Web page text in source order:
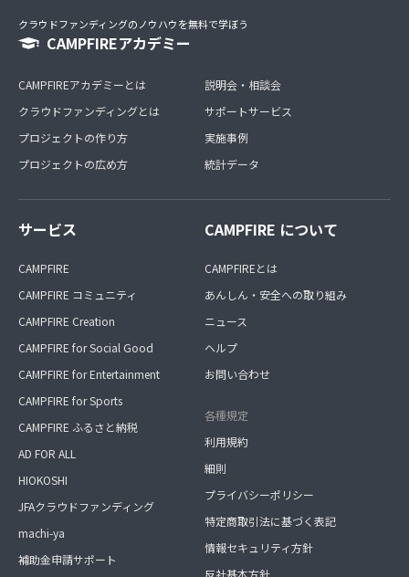
クラウドファンディングのノウハウを無料で学ぼう
CAMPFIREアカデミー
CAMPFIREアカデミーとは
クラウドファンディングとは
プロジェクトの作り方
プロジェクトの広め方
説明会・相談会
サポートサービス
実施事例
統計データ
サービス
CAMPFIRE
CAMPFIRE コミュニティ
CAMPFIRE Creation
CAMPFIRE for Social Good
CAMPFIRE for Entertainment
CAMPFIRE for Sports
CAMPFIRE ふるさと納税
AD FOR ALL
HIOKOSHI
JFAクラウドファンディング
machi-ya
補助金申請サポート
CAMPFIRE について
CAMPFIREとは
あんしん・安全への取り組み
ニュース
ヘルプ
お問い合わせ
各種規定
利用規約
細則
プライバシーポリシー
特定商取引法に基づく表記
情報セキュリティ方針
反社基本方針